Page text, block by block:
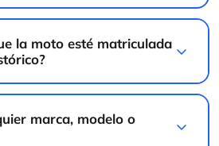
la moto esté matriculada
marca, modelo o